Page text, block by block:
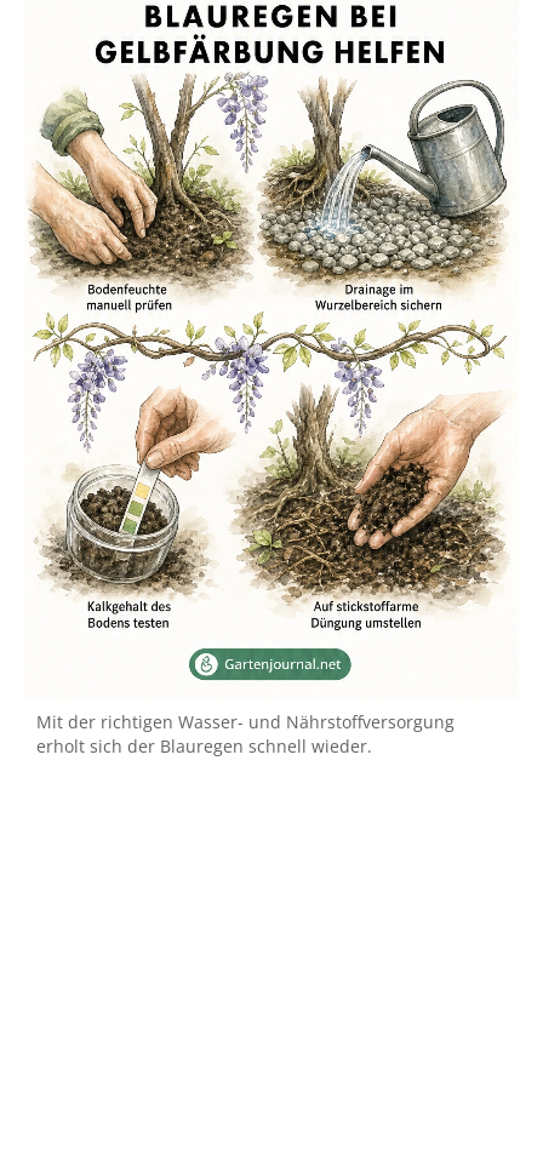
Mit der richtigen Wasser- und Nährstoffversorgung
erholt sich der Blauregen schnell wieder.